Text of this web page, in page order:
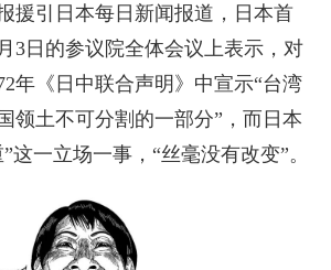
援引日本每日新闻报道，日本首
3日的参议院全体会议上表示，对
年《日中联合声明》中宣示“台湾
领土不可分割的一部分”，而日本
这一立场一事，“丝毫没有改变”。